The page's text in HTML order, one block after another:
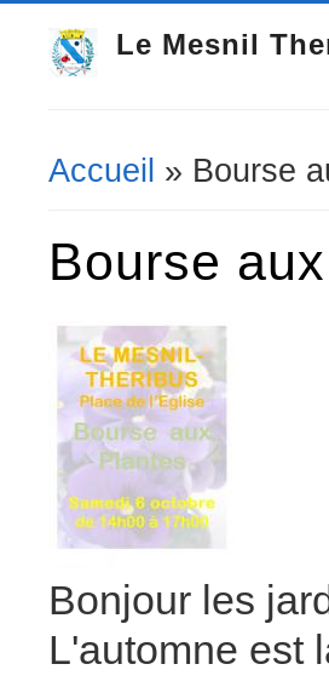
Le Mesnil
Vous êtes ici
Accueil » Bourse
Bourse
Bonjour les
L'automne est